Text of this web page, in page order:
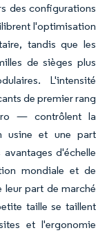
des configurations
l'optimisation
tandis que les
de sièges plus
L'intensité
de premier rang
— contrôlent la
usine et une part
d'échelle
mondiale et de
leur part de marché
taille se taillent
et l'ergonomie